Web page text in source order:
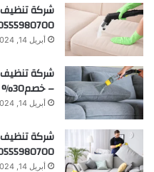
شركة
0555980700 –
أبريل 14, 2024
– خصم30%
أبريل 14, 2024
شركة
0555980700 –
أبريل 14, 2024